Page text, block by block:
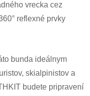
vrecka cez
reflexné prvky
bunda ideálnym
skialpinistov a
budete pripravení